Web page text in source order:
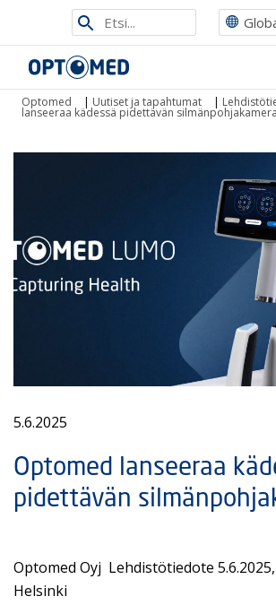
Etsi
sivustolta
Optomed
Optomed | Uutiset ja tapahtumat |
lanseeraa kädessä pidettävän
5.6.2025
Optomed lanseeraa
pidettävän
Optomed Oyj Lehdistötiedote
Helsinki